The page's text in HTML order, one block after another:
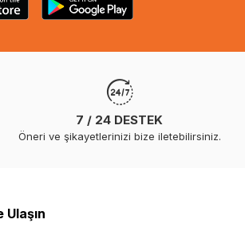
7 / 24 DESTEK
Öneri ve şikayetlerinizi bize iletebilirsiniz.
Ulaşın